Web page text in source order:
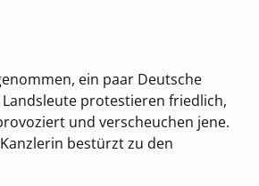
ein paar Deutsche
protestieren friedlich,
und verscheuchen jene.
bestürzt zu den